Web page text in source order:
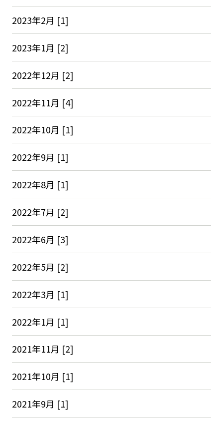
2023年2月 [1]
2023年1月 [2]
2022年12月 [2]
2022年11月 [4]
2022年10月 [1]
2022年9月 [1]
2022年8月 [1]
2022年7月 [2]
2022年6月 [3]
2022年5月 [2]
2022年3月 [1]
2022年1月 [1]
2021年11月 [2]
2021年10月 [1]
2021年9月 [1]